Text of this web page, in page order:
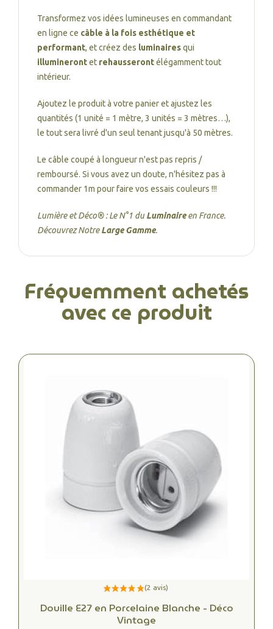
Transformez vos idées lumineuses en commandant
en ligne ce câble à la fois esthétique et
performant, et créez des luminairesqui
illuminerontet rehausserontélégamment tout
intérieur.
Ajoutez le produit à votre panier et ajustez les
quantités (1 unité = 1 mètre, 3 unités = 3 mètres…),
le tout sera livré d'un seul tenant jusqu'à 50 mètres.
Le câble coupé à longueur n'est pas repris /
remboursé. Si vous avez un doute, n'hésitez pas à
commander 1m pour faire vos essais couleurs !!!
Lumière et Déco® : Le N°1 duLuminaireen France.
Découvrez NotreLarge Gamme.
Fréquemment achetés
avec ce produit
Douille E27 en Porcelaine Blanche - Déco
Vintage